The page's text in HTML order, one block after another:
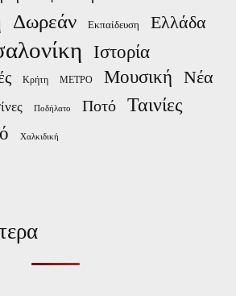
Δωρεάν Εκπαίδευση
Ελλάδα
Ιστορία
Κρήτη ΜΕΤΡΟ Μουσική Νέα
Ποδήλατο Ποτό Ταινίες
Χαλκιδική